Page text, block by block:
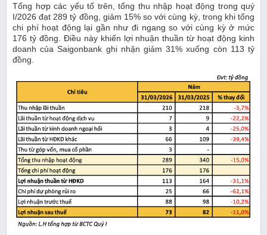
Tổng hợp các yếu tố trên, tổng thu nhập hoạt động trong quý
I/2026 đạt 289 tỷ đồng, giảm 15% so với cùng kỳ, trong khi tổng
chi phí hoạt động lại gần như đi ngang so với cùng kỳ ở mức
176 tỷ đồng. Điều này khiến lợi nhuận thuần từ hoạt động kinh
doanh của Saigonbank ghi nhận giảm 31% xuống còn 113 tỷ
đồng.